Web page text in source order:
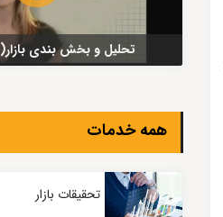
تحلیل و بخش بندی بازار(Market ...
همه خدمات
تحقیقات بازار